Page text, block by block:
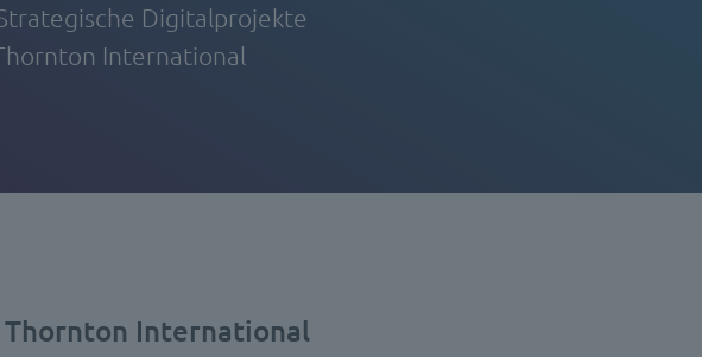
Digitalprojekte
International
Thornton International